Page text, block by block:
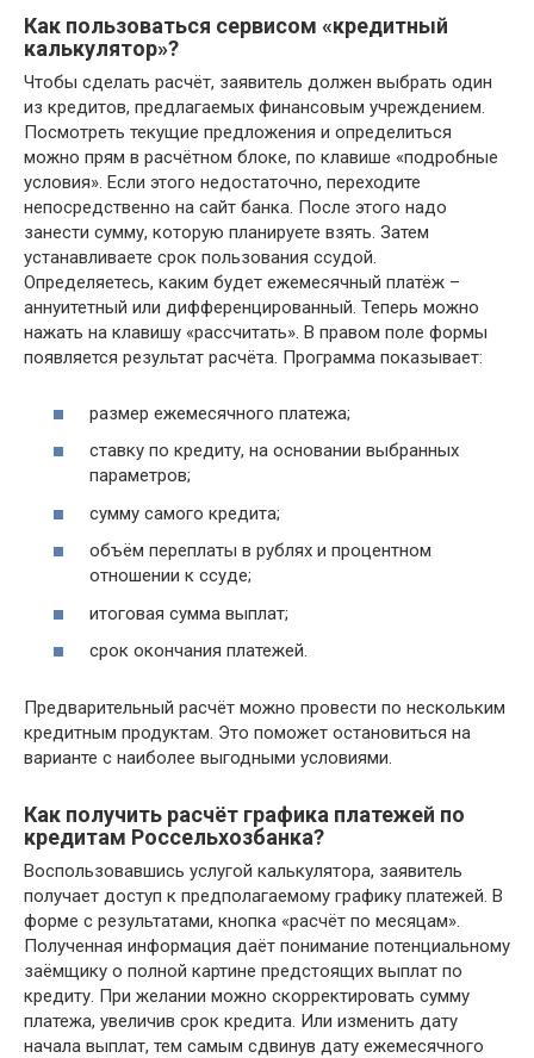
Как пользоваться сервисом «кредитный
калькулятор»?
Чтобы сделать расчёт, заявитель должен выбрать один
из кредитов, предлагаемых финансовым учреждением.
Посмотреть текущие предложения и определиться
можно прям в расчётном блоке, по клавише «подробные
условия». Если этого недостаточно, переходите
непосредственно на сайт банка. После этого надо
занести сумму, которую планируете взять. Затем
устанавливаете срок пользования ссудой.
Определяетесь, каким будет ежемесячный платёж –
аннуитетный или дифференцированный. Теперь можно
нажать на клавишу «рассчитать». В правом поле формы
появляется результат расчёта. Программа показывает:
размер ежемесячного платежа;
ставку по кредиту, на основании выбранных
параметров;
сумму самого кредита;
объём переплаты в рублях и процентном
отношении к ссуде;
итоговая сумма выплат;
срок окончания платежей.
Предварительный расчёт можно провести по нескольким
кредитным продуктам. Это поможет остановиться на
варианте с наиболее выгодными условиями.
Как получить расчёт графика платежей по
кредитам Россельхозбанка?
Воспользовавшись услугой калькулятора, заявитель
получает доступ к предполагаемому графику платежей. В
форме с результатами, кнопка «расчёт по месяцам».
Полученная информация даёт понимание потенциальному
заёмщику о полной картине предстоящих выплат по
кредиту. При желании можно скорректировать сумму
платежа, увеличив срок кредита. Или изменить дату
начала выплат, тем самым сдвинув дату ежемесячного